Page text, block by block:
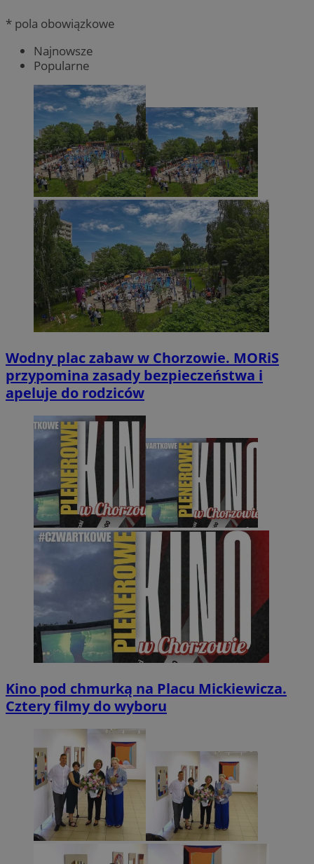
* pola obowiązkowe
Najnowsze
Popularne
Wodny plac zabaw w Chorzowie. MORiS
przypomina zasady bezpieczeństwa i
apeluje do rodziców
Kino pod chmurką na Placu Mickiewicza.
Cztery filmy do wyboru